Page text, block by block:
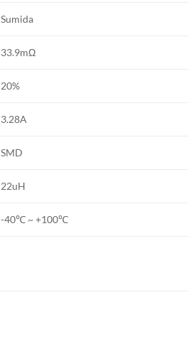
Sumida
33.9mΩ
20%
3.28A
SMD
22uH
-40℃ ~ +100℃